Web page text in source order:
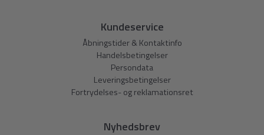
Kundeservice
Åbningstider & Kontaktinfo
Handelsbetingelser
Persondata
Leveringsbetingelser
Fortrydelses- og reklamationsret
Nyhedsbrev